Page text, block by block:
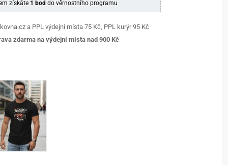
získáte 1 bod do věrnostního programu
a PPL výdejní místa 75 Kč, PPL kurýr 95 Kč
zdarma na výdejní místa nad 900 Kč